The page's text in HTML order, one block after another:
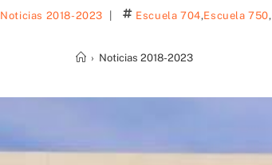
Noticias 2018-2023 Escuela 704,Escuela 750,
› Noticias 2018-2023